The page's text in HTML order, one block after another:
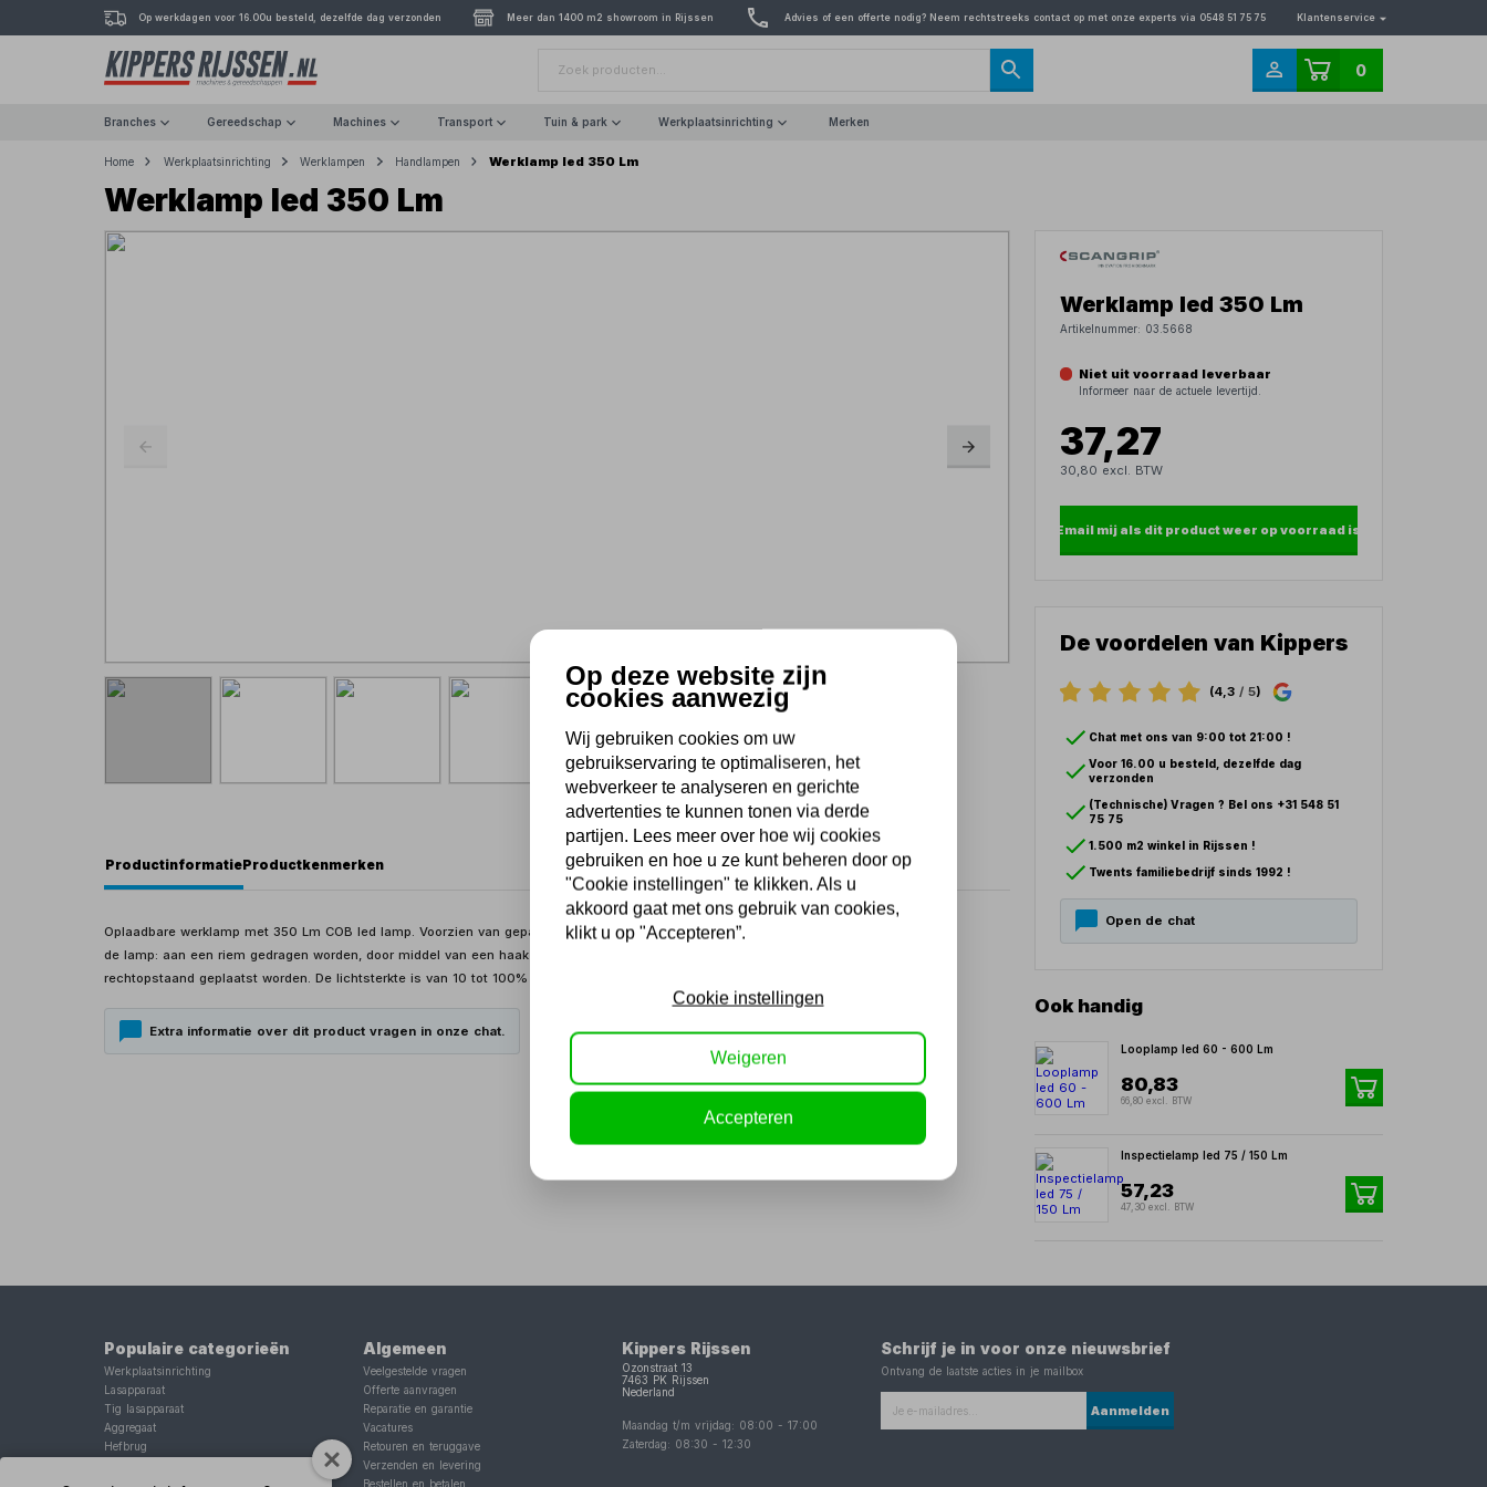
Op werkdagen voor 16.00u besteld, dezelfde dag verzonden Meer dan 1400 m2 showroom in Rijssen Advies of een offerte nodig? Neem rechtstreeks contact op met onze experts via 0548 51 75 75 Klantenservice
0
Branches Gereedschap Machines Transport Tuin & park Werkplaatsinrichting Merken
Home Werkplaatsinrichting Werklampen Handlampen Werklamp led 350 Lm
Werklamp led 350 Lm
ProductinformatieProductkenmerken
Oplaadbare werklamp met 350 Lm COB led lamp. Voorzien van gepatenteerd SMART CLIP 4-in-1 systeem. Met dit systeem kan
de lamp: aan een riem gedragen worden, door middel van een haak opgehangen worden, met magneten bevestigd worden en
rechtopstaand geplaatst worden. De lichtsterkte is van 10 tot 100% instelbaar.
Extra informatie over dit product vragen in onze chat.
Werklamp led 350 Lm
Artikelnummer: 03.5668
Niet uit voorraad leverbaar
Informeer naar de actuele levertijd.
37,27
30,80 excl. BTW
Email mij als dit product weer op voorraad is
De voordelen van Kippers
(4,3/ 5)
Chat met ons van 9:00 tot 21:00 !
Voor 16.00 u besteld, dezelfde dag
verzonden
(Technische) Vragen ? Bel ons +31 548 51
75 75
1.500 m2 winkel in Rijssen !
Twents familiebedrijf sinds 1992 !
Open de chat
Ook handig
Looplamp led 60 - 600 Lm
80,83
66,80 excl. BTW
Inspectielamp led 75 / 150 Lm
57,23
47,30 excl. BTW
Populaire categorieën
Werkplaatsinrichting
Lasapparaat
Tig lasapparaat
Aggregaat
Hefbrug
Algemeen
Veelgestelde vragen
Offerte aanvragen
Reparatie en garantie
Vacatures
Retouren en teruggave
Verzenden en levering
Kippers Rijssen
Ozonstraat 13
7463 PK
Rijssen
Nederland
Maandag t/m vrijdag: 08:00 -17:00
Zaterdag: 08:30 -12:30
Schrijf je in voor onze nieuwsbrief
Ontvang de laatste acties in je mailbox
Aanmelden
Op deze website zijn
cookies aanwezig
Wij gebruiken cookies om uw
gebruikservaring te optimaliseren, het
webverkeer te analyseren en gerichte
advertenties te kunnen tonen via derde
partijen. Lees meer over hoe wij cookies
gebruiken en hoe u ze kunt beheren door op
"Cookie instellingen" te klikken. Als u
akkoord gaat met ons gebruik van cookies,
klikt u op "Accepteren”.
Cookie instellingen
Weigeren
Accepteren